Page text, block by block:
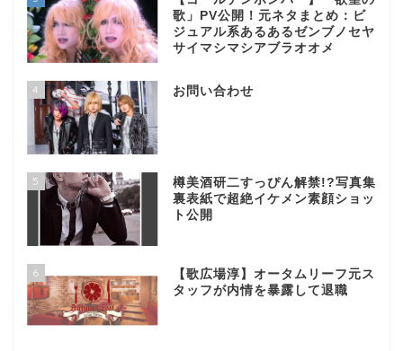
歌」PV公開！元ネタまとめ：ビ
ジュアル系あるあるゼンブノセヤ
サイマシマシアブラオオメ
4 お問い合わせ
5
樽美酒研二すっぴん解禁!?写真集
裏表紙で超絶イケメン素顔ショッ
ト公開
6
【歌広場淳】オータムリーフ元ス
タッフが内情を暴露して退職